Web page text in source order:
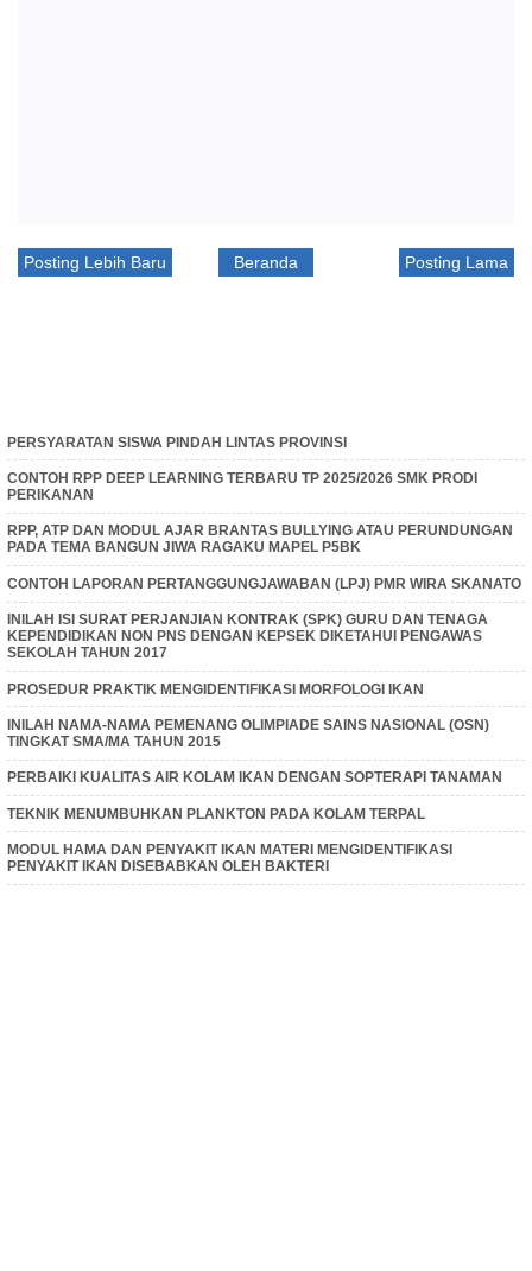
Posting Lebih Baru Posting Lama
Beranda
PERSYARATAN SISWA PINDAH LINTAS PROVINSI
CONTOH RPP DEEP LEARNING TERBARU TP 2025/2026 SMK PRODI
PERIKANAN
RPP, ATP DAN MODUL AJAR BRANTAS BULLYING ATAU PERUNDUNGAN
PADA TEMA BANGUN JIWA RAGAKU MAPEL P5BK
CONTOH LAPORAN PERTANGGUNGJAWABAN (LPJ) PMR WIRA SKANATO
INILAH ISI SURAT PERJANJIAN KONTRAK (SPK) GURU DAN TENAGA
KEPENDIDIKAN NON PNS DENGAN KEPSEK DIKETAHUI PENGAWAS
SEKOLAH TAHUN 2017
PROSEDUR PRAKTIK MENGIDENTIFIKASI MORFOLOGI IKAN
INILAH NAMA-NAMA PEMENANG OLIMPIADE SAINS NASIONAL (OSN)
TINGKAT SMA/MA TAHUN 2015
PERBAIKI KUALITAS AIR KOLAM IKAN DENGAN SOPTERAPI TANAMAN
TEKNIK MENUMBUHKAN PLANKTON PADA KOLAM TERPAL
MODUL HAMA DAN PENYAKIT IKAN MATERI MENGIDENTIFIKASI
PENYAKIT IKAN DISEBABKAN OLEH BAKTERI